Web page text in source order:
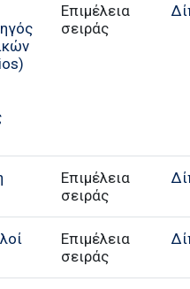
Επιμέλεια
σειράς
Επιμέλεια
σειράς
Επιμέλεια
σειράς